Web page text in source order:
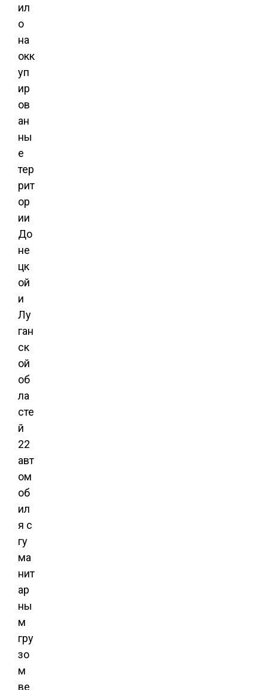
ил
о
на
окк
уп
ир
ов
ан
ны
е
тер
рит
ор
ии
До
не
цк
ой
и
Лу
ган
ск
ой
об
ла
сте
й
22
авт
ом
об
ил
я с
гу
ма
нит
ар
ны
м
гру
зо
м
ве